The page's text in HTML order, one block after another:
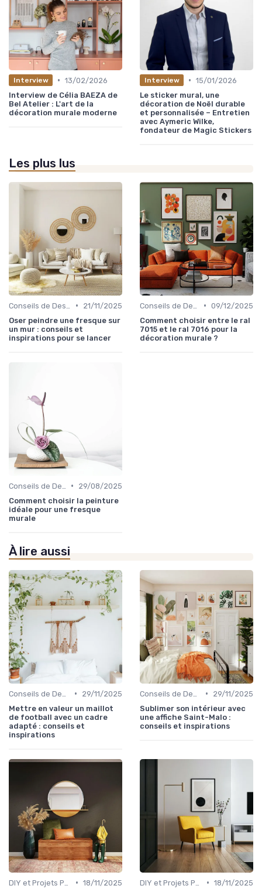
Interview • 13/02/2026
Interview de Célia BAEZA de
Bel Atelier : L'art de la
décoration murale moderne
Interview • 15/01/2026
Le sticker mural, une
décoration de Noël durable
et personnalisée – Entretien
avec Aymeric Wilke,
fondateur de Magic Stickers
Les plus lus
•
21/11/2025
Oser peindre une fresque sur
un mur : conseils et
inspirations pour se lancer
• 09/12/2025
Comment choisir entre le ral
7015 et le ral 7016 pour la
décoration murale ?
•
29/08/2025
Comment choisir la peinture
idéale pour une fresque
murale
À lire aussi
•
29/11/2025
Mettre en valeur un maillot
de football avec un cadre
adapté : conseils et
inspirations
•
29/11/2025
Sublimer son intérieur avec
une affiche Saint-Malo :
conseils et inspirations
• 18/11/2025
• 18/11/2025